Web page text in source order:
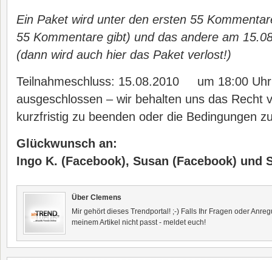
Ein Paket wird unter den ersten 55
55 Kommentare gibt) und das andere am
(dann wird auch hier das Paket verlost!)
Teilnahmeschluss: 15.08.2010 um 18:00
ausgeschlossen – wir behalten uns das Recht
kurzfristig zu beenden oder die Bedingungen
Glückwunsch an:
Ingo K. (Facebook), Susan (Facebook) und
Über Clemens
Mir gehört dieses Trendportal! ;-) Falls Ihr Fragen oder
meinem Artikel nicht passt - meldet euch!